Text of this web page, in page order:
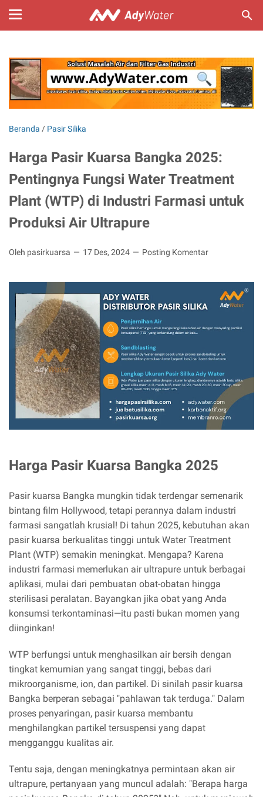
Beranda / Pasir Silika
Harga Pasir Kuarsa Bangka 2025:
Pentingnya Fungsi Water Treatment
Plant (WTP) di Industri Farmasi untuk
Produksi Air Ultrapure
Oleh pasirkuarsa 17 Des, 2024 Posting Komentar
Harga Pasir Kuarsa Bangka 2025
Pasir kuarsa Bangka mungkin tidak terdengar semenarik
bintang film Hollywood, tetapi perannya dalam industri
farmasi sangatlah krusial! Di tahun 2025, kebutuhan akan
pasir kuarsa berkualitas tinggi untuk Water Treatment
Plant (WTP) semakin meningkat. Mengapa? Karena
industri farmasi memerlukan air ultrapure untuk berbagai
aplikasi, mulai dari pembuatan obat-obatan hingga
sterilisasi peralatan. Bayangkan jika obat yang Anda
konsumsi terkontaminasi—itu pasti bukan momen yang
diinginkan!
WTP berfungsi untuk menghasilkan air bersih dengan
tingkat kemurnian yang sangat tinggi, bebas dari
mikroorganisme, ion, dan partikel. Di sinilah pasir kuarsa
Bangka berperan sebagai "pahlawan tak terduga." Dalam
proses penyaringan, pasir kuarsa membantu
menghilangkan partikel tersuspensi yang dapat
mengganggu kualitas air.
Tentu saja, dengan meningkatnya permintaan akan air
ultrapure, pertanyaan yang muncul adalah: "Berapa harga